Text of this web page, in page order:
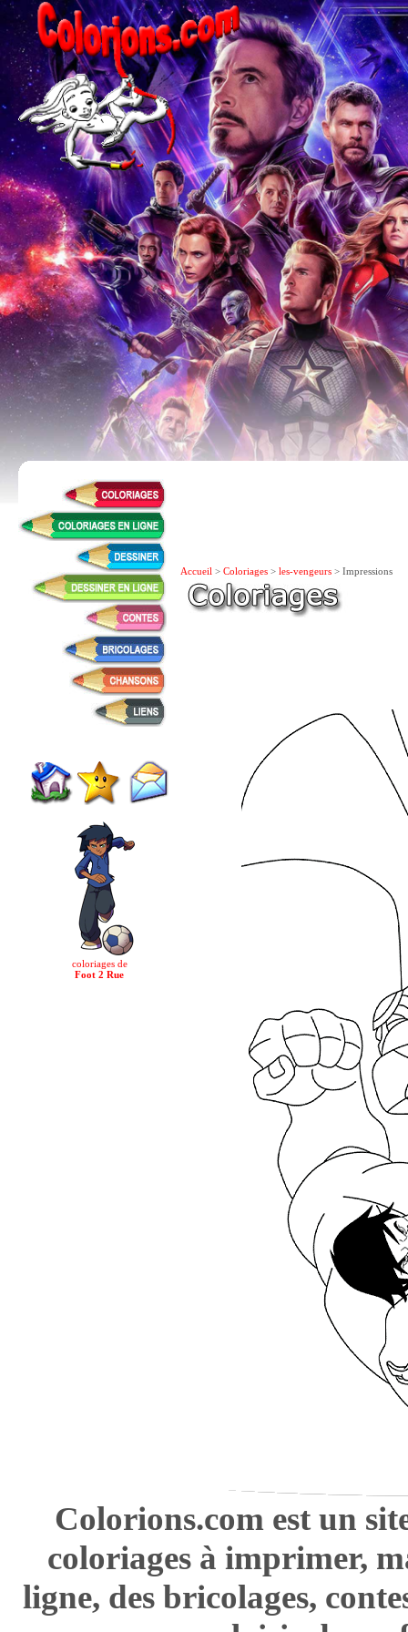
coloriages de
Foot 2 Rue
Accueil > Coloriages > les-vengeurs > Impressions
Colorions.com est un
coloriages à imprimer,
ligne, des bricolages,